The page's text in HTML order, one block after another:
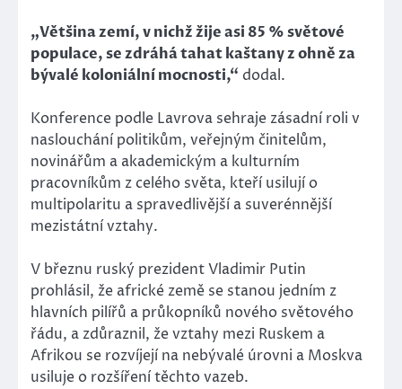
„Většina zemí, v nichž žije asi 85 % světové
populace, se zdráhá tahat kaštany z ohně za
bývalé koloniální mocnosti,“ dodal.
Konference podle Lavrova sehraje zásadní roli v
naslouchání politikům, veřejným činitelům,
novinářům a akademickým a kulturním
pracovníkům z celého světa, kteří usilují o
multipolaritu a spravedlivější a suverénnější
mezistátní vztahy.
V březnu ruský prezident Vladimir Putin
prohlásil, že africké země se stanou jedním z
hlavních pilířů a průkopníků nového světového
řádu, a zdůraznil, že vztahy mezi Ruskem a
Afrikou se rozvíjejí na nebývalé úrovni a Moskva
usiluje o rozšíření těchto vazeb.